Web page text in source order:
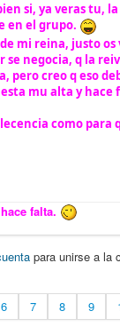
si, ya veras tu,
en el grupo.
mi reina, justo
se negocia, q la
pero creo q eso
mu alta y
como para
falta.
para unirse a la
6 7 8 9